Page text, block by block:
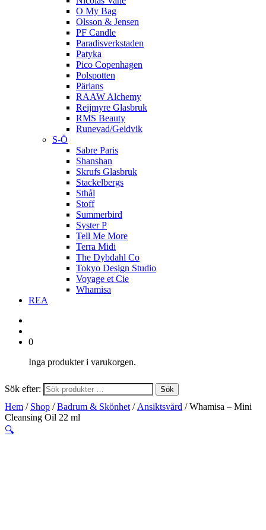
O My Bag
Olsson & Jensen
PF Candle
Paradisverkstaden
Patyka
Pico Copenhagen
Polspotten
Pärlans
RAAW Alchemy
Reijmyre Glasbruk
RMS Beauty
Runevad/Geidvik
S-Ö
Sabre Paris
Shanshan
Skrufs Glasbruk
Stackelbergs
Sthål
Stoff
Summerbird
Syster P
Tell Me More
Terra Midi
The Dybdahl Co
Tokyo Design Studio
Voyage et Cie
Whamisa
REA
0
Inga produkter i varukorgen.
Sök efter: Sök
Hem / Shop /Badrum & Skönhet / Ansiktsvård / Whamisa – Mini
Cleansing Oil 22 ml
🔍